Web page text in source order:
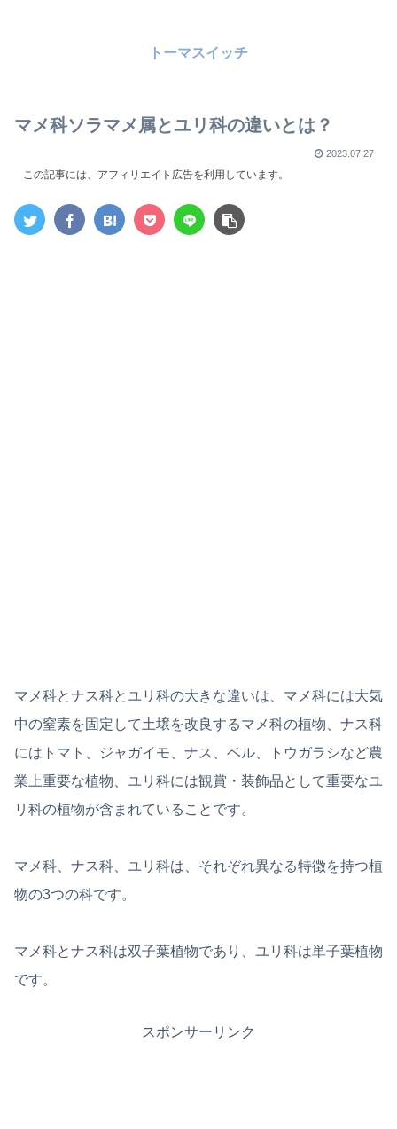
トーマスイッチ
マメ科ソラマメ属とユリ科の違いとは？
2023.07.27
この記事には、アフィリエイト広告を利用しています。
マメ科とナス科とユリ科の大きな違いは、マメ科には大気
中の窒素を固定して土壌を改良するマメ科の植物、ナス科
にはトマト、ジャガイモ、ナス、ベル、トウガラシなど農
業上重要な植物、ユリ科には観賞・装飾品として重要なユ
リ科の植物が含まれていることです。
マメ科、ナス科、ユリ科は、それぞれ異なる特徴を持つ植
物の3つの科です。
マメ科とナス科は双子葉植物であり、ユリ科は単子葉植物
です。
スポンサーリンク